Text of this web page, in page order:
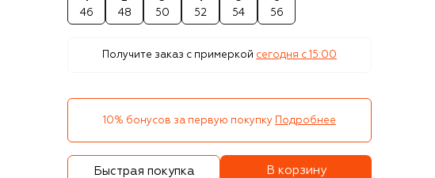
46
48
50
52
54
56
Получите заказ с примеркой сегодня c 15:00
10% бонусов за первую покупку Подробнее
Быстрая покупка В корзину